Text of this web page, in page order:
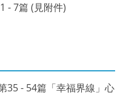
- 7篇 (見附件)
35 - 54篇「幸福界線」心